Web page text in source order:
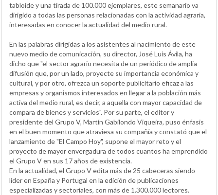
tabloide y una tirada de 100.000 ejemplares, este semanario va
dirigido a todas las personas relacionadas con la actividad agraria,
interesadas en conocer la actualidad del medio rural.
En las palabras dirigidas a los asistentes al nacimiento de este
nuevo medio de comunicación, su director, José Luis Ávila, ha
dicho que "el sector agrario necesita de un periódico de amplia
difusión que, por un lado, proyecte su importancia económica y
cultural, y por otro, ofrezca un soporte publicitario eficaz a las
empresas y organismos interesados en llegar a la población más
activa del medio rural, es decir, a aquella con mayor capacidad de
compara de bienes y servicios". Por su parte, el editor y
presidente del Grupo V, Martín Gabilondo Viqueira, puso énfasis
en el buen momento que atraviesa su compañía y constató que el
lanzamiento de "El Campo Hoy", supone el mayor reto y el
proyecto de mayor envergadura de todos cuantos ha emprendido
el Grupo V en sus 17 años de existencia.
En la actualidad, el Grupo V edita más de 25 cabeceras siendo
líder en España y Portugal en la edición de publicaciones
especializadas y sectoriales, con más de 1.300.000 lectores.